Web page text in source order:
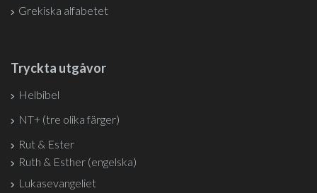
Grekiska alfabetet
Tryckta utgåvor
Helbibel
NT+ (tre olika färger)
Rut & Ester
Ruth & Esther (engelska)
Lukasevangeliet